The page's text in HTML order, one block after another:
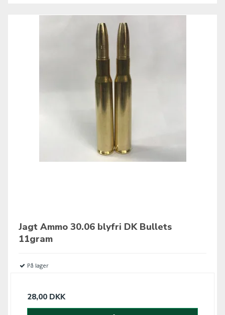
Jagt Ammo 30.06 blyfri DK Bullets
11gram
På lager
28,00 DKK